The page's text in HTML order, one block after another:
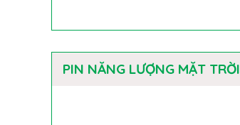
PIN NĂNG LƯỢNG MẶT TRỜI